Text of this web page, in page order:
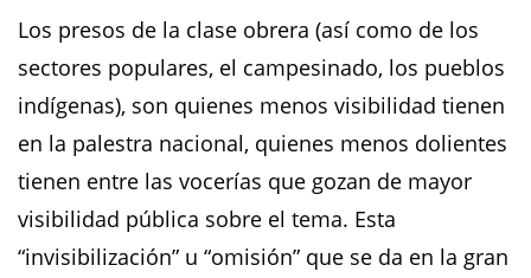
Los presos de la clase obrera (así como de los
sectores populares, el campesinado, los pueblos
indígenas), son quienes menos visibilidad tienen
en la palestra nacional, quienes menos dolientes
tienen entre las vocerías que gozan de mayor
visibilidad pública sobre el tema. Esta
“invisibilización” u “omisión” que se da en la gran